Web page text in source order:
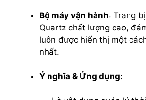
Bộ máy vận hành: Trang
Quartz chất lượng cao,
luôn được hiển thị một
nhất.
Ý nghĩa & Ứng dụng: